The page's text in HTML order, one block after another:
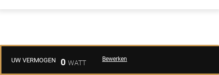
UW VERMOGEN 0 Bewerken